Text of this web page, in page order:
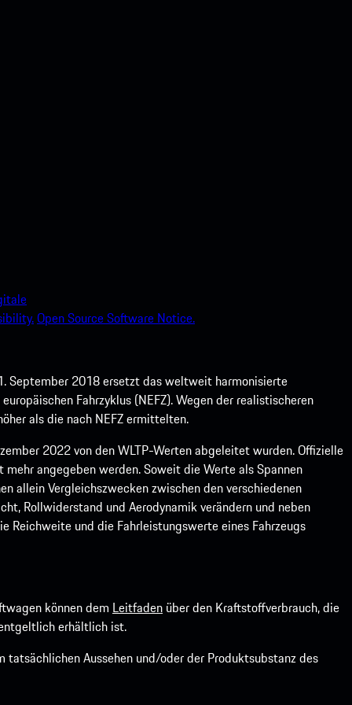
Open Source Software Notice.
September 2018 ersetzt das weltweit harmonisierte
Fahrzyklus (NEFZ). Wegen der realistischeren
als die nach NEFZ ermittelten.
2022 von den WLTP-Werten abgeleitet wurden. Offizielle
angegeben werden. Soweit die Werte als Spannen
allein Vergleichszwecken zwischen den verschiedenen
Rollwiderstand und Aerodynamik verändern und neben
Reichweite und die Fahrleistungswerte eines Fahrzeugs
können dem Leitfaden über den Kraftstoffverbrauch, die
erhältlich ist.
Aussehen und/oder der Produktsubstanz des